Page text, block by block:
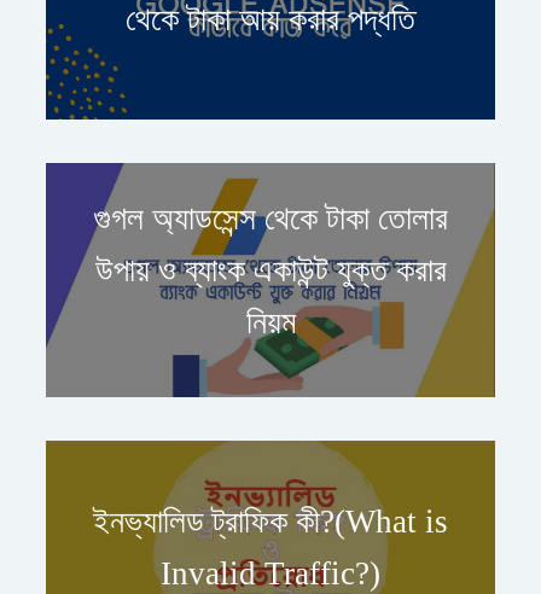
থেকে টাকা আয় করার পদ্ধতি
গুগল অ্যাডসেন্স থেকে টাকা তোলার
উপায় ও ব্যাংক একাউন্ট যুক্ত করার
নিয়ম
ইনভ্যালিড ট্রাফিক কী?(What is
Invalid Traffic?)